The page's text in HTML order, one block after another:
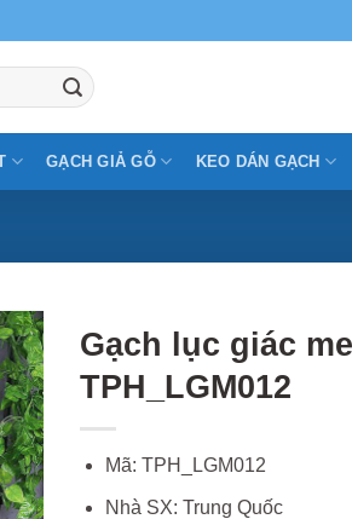
GẠCH GIẢ GỖ KEO DÁN GẠCH
Gạch lục giác
TPH_LGM012
Mã: TPH_LGM012
Nhà SX: Trung Quốc